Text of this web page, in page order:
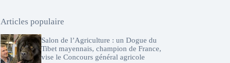
Articles populaire
Salon de l’Agriculture : un Dogue du
Tibet mayennais, champion de France,
vise le Concours général agricole